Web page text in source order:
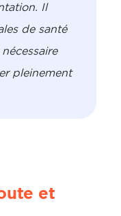
Il
de santé
pleinement
et